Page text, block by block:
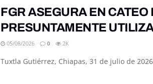
FGR ASEGURA EN
PRESUNTAMENTE
05/08/2026 0 2K
Tuxtla Gutiérrez, Chiapas, 31 de julio de